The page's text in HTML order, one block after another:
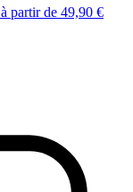
à partir de 49,90 €